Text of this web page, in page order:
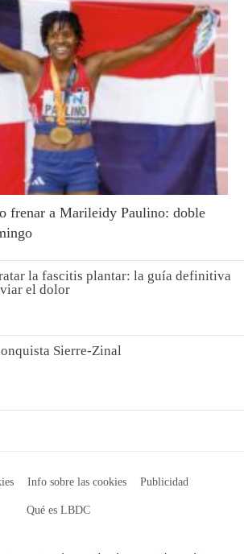
frenar a Marileidy Paulino: doble
la fascitis plantar: la guía definitiva
el dolor
Sierre-Zinal
Info sobre las cookies Publicidad
Qué es LBDC